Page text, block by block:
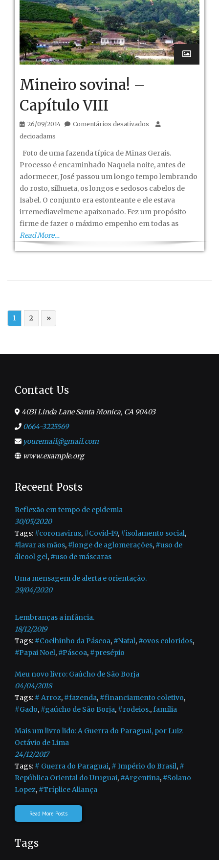
Mineiro sovina! –
Capítulo VIII
26/09/2014 Comentários desativados em
Capítulo
VIII
decioadams
Foto de uma fazenda típica de Minas Gerais.
Processo é encaminhado Naquela noite, antes de
adormecer, José passou um longo tempo lembrando
do rosto, silhueta, os longos e sedosos cabelos de
Isabel. O conjunto era estonteante e ele estava
irremediavelmene apaixonado. Fez um propósito
firme de fazer o máximo empenho em todas as
Read More…
1 2 »
Contact Us
4031 Linda Lane Santa Monica, CA 90403
0664-3225569
youremail@gmail.com
www.example.org
Receent Posts
Reflexão em tempo de epidemia
30/05/2020
Tags: #coronavirus, #Covid-19, #isolamento social,
#lavar as mãos, #longe de aglomerações, #uso de
álcool gel, #uso de máscaras
Uma mensagem de alerta e orientação.
29/04/2020
Lembranças a infância.
18/12/2019
Tags: #Coelhinho da Páscoa, #Natal, #ovos coloridos,
#Papai Noel, #Páscoa, #presépio
Meu novo livro: Gaúcho de São Borja
04/04/2018
Tags: # Arroz, #fazenda, #financiamento coletivo,
#Gado, #gaúcho de São Borja, #rodeios.,família
Mais um livro lido: A Guerra do Paraguai, por Luiz
Octávio de Lima
24/12/2017
Tags: # Guerra do Paraguai, # Império do Brasil, #
República Oriental do Uruguai, #Argentina, #Solano
Lopez, #Tríplice Aliança
Read More Posts
Tags